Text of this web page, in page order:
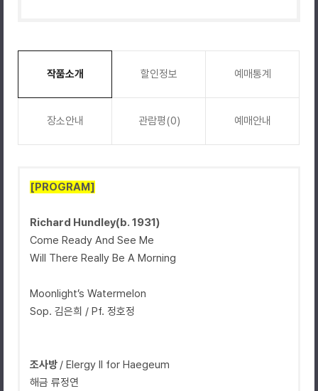
작품소개 할인정보 예매통계
장소안내 관람평(0) 예매안내
[PROGRAM]
Richard Hundley(b. 1931)
Come Ready And See Me
Will There Really Be A Morning
Moonlight’s Watermelon
Sop. 김은희 / Pf. 정호정
조사방 / Elergy II for Haegeum
해금 류정연